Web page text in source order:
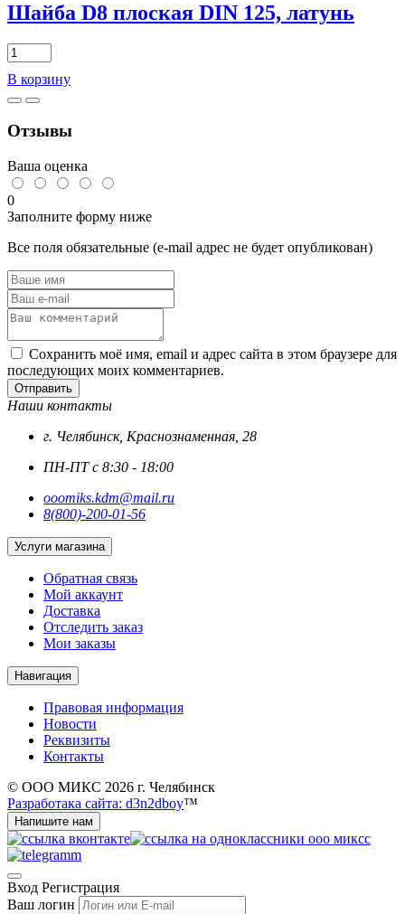
Шайба D8 плоская DIN 125, латунь
Количество
товара
Шайба
D8
DIN
латунь
В корзину
Отзывы
Ваша оценка
0
Заполните форму ниже
Все поля обязательные (e-mail адрес не будет опубликован)
Сохранить моё имя, email и адрес сайта в этом браузере для
последующих моих комментариев.
Отправить
Наши контакты
г. Челябинск, Краснознаменная, 28
ПН-ПТ с 8:30 - 18:00
ooomiks.kdm@mail.ru
8(800)-200-01-56
Услуги магазина
Обратная связь
Мой аккаунт
Доставка
Отследить заказ
Мои заказы
Навигация
Правовая информация
Новости
Реквизиты
Контакты
© ООО МИКС 2026 г. Челябинск
Разработака сайта: d3n2dboy™
Напишите нам
Вход Регистрация
Ваш логин